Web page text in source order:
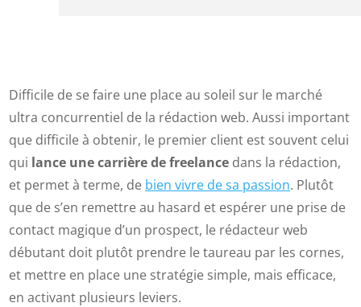
Difficile de se faire une place au soleil sur le marché
ultra concurrentiel de la rédaction web. Aussi important
que difficile à obtenir, le premier client est souvent celui
qui lance une carrière de freelance dans la rédaction,
et permet à terme, de bien vivre de sa passion. Plutôt
que de s’en remettre au hasard et espérer une prise de
contact magique d’un prospect, le rédacteur web
débutant doit plutôt prendre le taureau par les cornes,
et mettre en place une stratégie simple, mais efficace,
en activant plusieurs leviers.